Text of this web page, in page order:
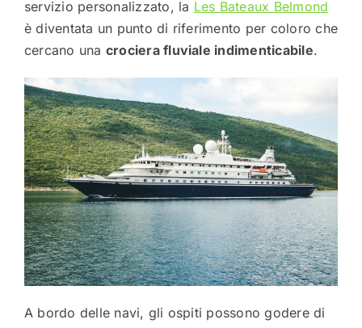
servizio personalizzato, la Les Bateaux Belmond
è diventata un punto di riferimento per coloro che
cercano una crociera fluviale indimenticabile.
A bordo delle navi, gli ospiti possono godere di